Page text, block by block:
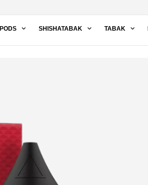
PODS SHISHATABAK TABAK